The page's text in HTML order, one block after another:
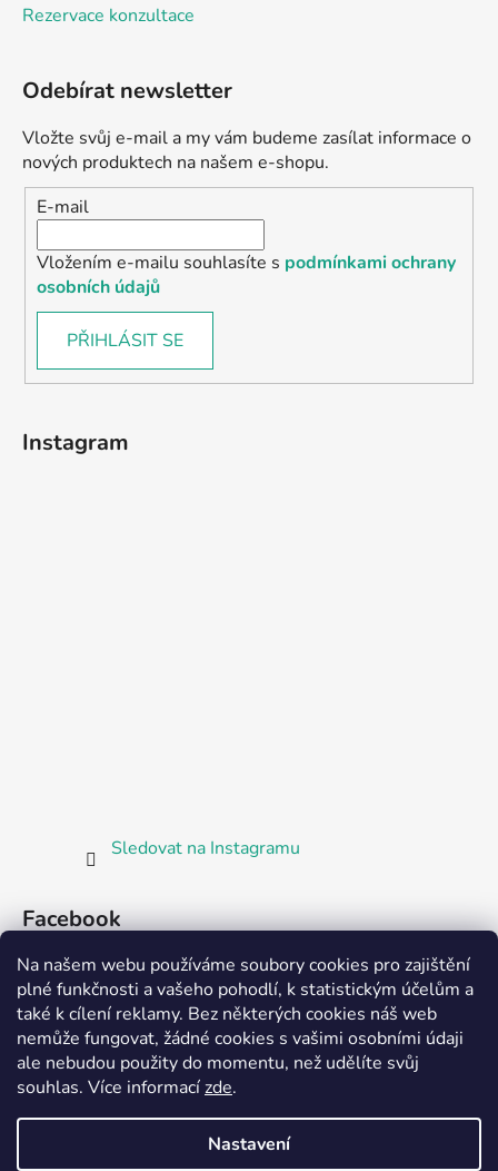
Na našem webu používáme soubory cookies pro zajištění
plné funkčnosti a vašeho pohodlí, k statistickým účelům a
také k cílení reklamy. Bez některých cookies náš web
nemůže fungovat, žádné cookies s vašimi osobními údaji
ale nebudou použity do momentu, než udělíte svůj
souhlas. Více informacízde.
Nastavení
Rezervace konzultace
Odebírat newsletter
Vložte svůj e-mail a my vám budeme zasílat informace o
nových produktech na našem e-shopu.
E-mail
Vložením e-mailu souhlasíte s podmínkami ochrany
osobních údajů
PŘIHLÁSIT SE
Instagram
Sledovat na Instagramu
Facebook
Partnerská prodejna Barefoot Plzeň